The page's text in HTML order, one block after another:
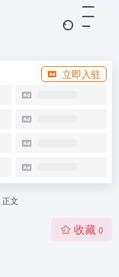
立即入驻
正文
收藏 0